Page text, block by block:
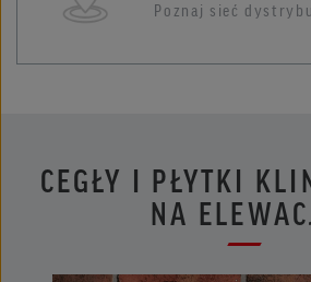
Poznaj sieć
CEGŁY I PŁYTKI
NA